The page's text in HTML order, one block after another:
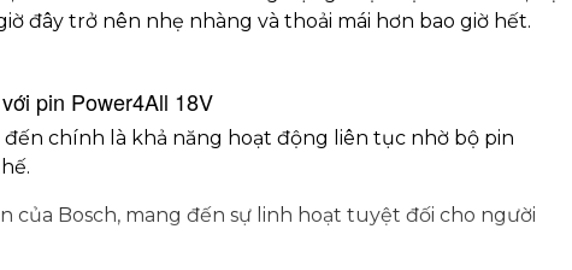
đây trở nên nhẹ nhàng và thoải mái hơn bao giờ hết.
pin Power4All 18V
chính là khả năng hoạt động liên tục nhờ bộ pin
của Bosch, mang đến sự linh hoạt tuyệt đối cho người